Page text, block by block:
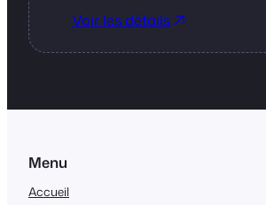
Voir les détails
Menu
Accueil